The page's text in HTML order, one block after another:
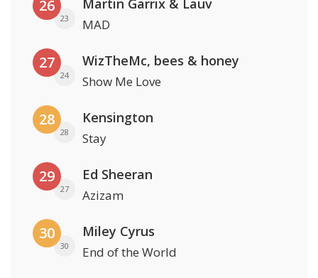
26
23
Martin Garrix & Lauv
MAD
27
24
WizTheMc, bees & honey
Show Me Love
28
28
Kensington
Stay
29
27
Ed Sheeran
Azizam
30
30
Miley Cyrus
End of the World